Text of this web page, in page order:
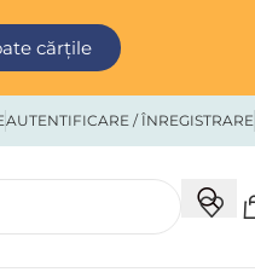
cărțile
AUTENTIFICARE / ÎNREGISTRARE